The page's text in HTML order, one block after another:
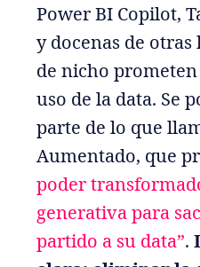
Power BI Copilot,
y docenas de
de nicho
uso de la data. Se
parte de lo que
Aumentado, que
poder
generativa para
partido a su data”.